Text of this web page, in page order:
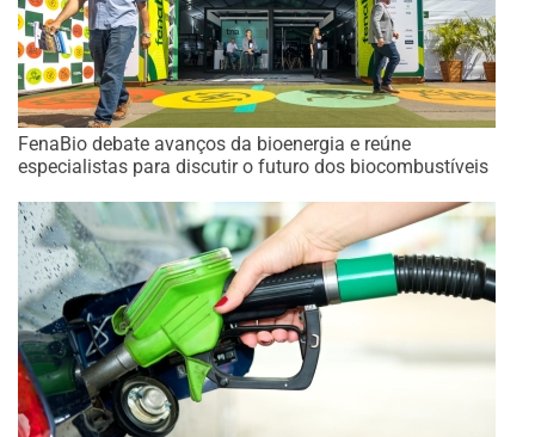
FenaBio debate avanços da bioenergia e reúne
especialistas para discutir o futuro dos biocombustíveis